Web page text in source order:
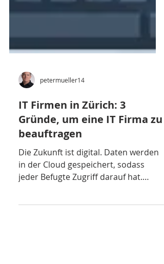
petermueller14
IT Firmen in Zürich: 3
Gründe, um eine IT Firma zu
beauftragen
Die Zukunft ist digital. Daten werden
jeder Befugte Zugriff darauf hat.